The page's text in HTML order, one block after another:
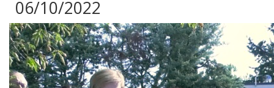
06/10/2022